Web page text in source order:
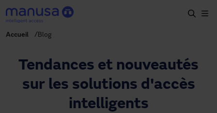
Aller au contenu principal
Produits et secteurs
Services
Accueil Blog
Tendances et nouveautés
sur les solutions d'accès
intelligents